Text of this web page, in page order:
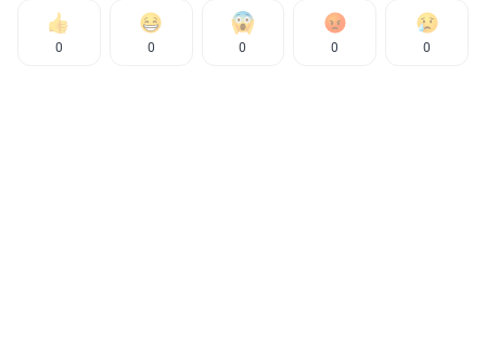
0 0 0 0 0